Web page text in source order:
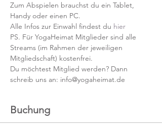
Zum Abspielen brauchst du ein Tablet,
Handy oder einen PC.
Alle Infos zur Einwahl findest du hier
PS. Für YogaHeimat Mitglieder sind alle
Streams (im Rahmen der jeweiligen
Mitgliedschaft) kostenfrei.
Du möchtest Mitglied werden? Dann
schreib uns an: info@yogaheimat.de
Buchung